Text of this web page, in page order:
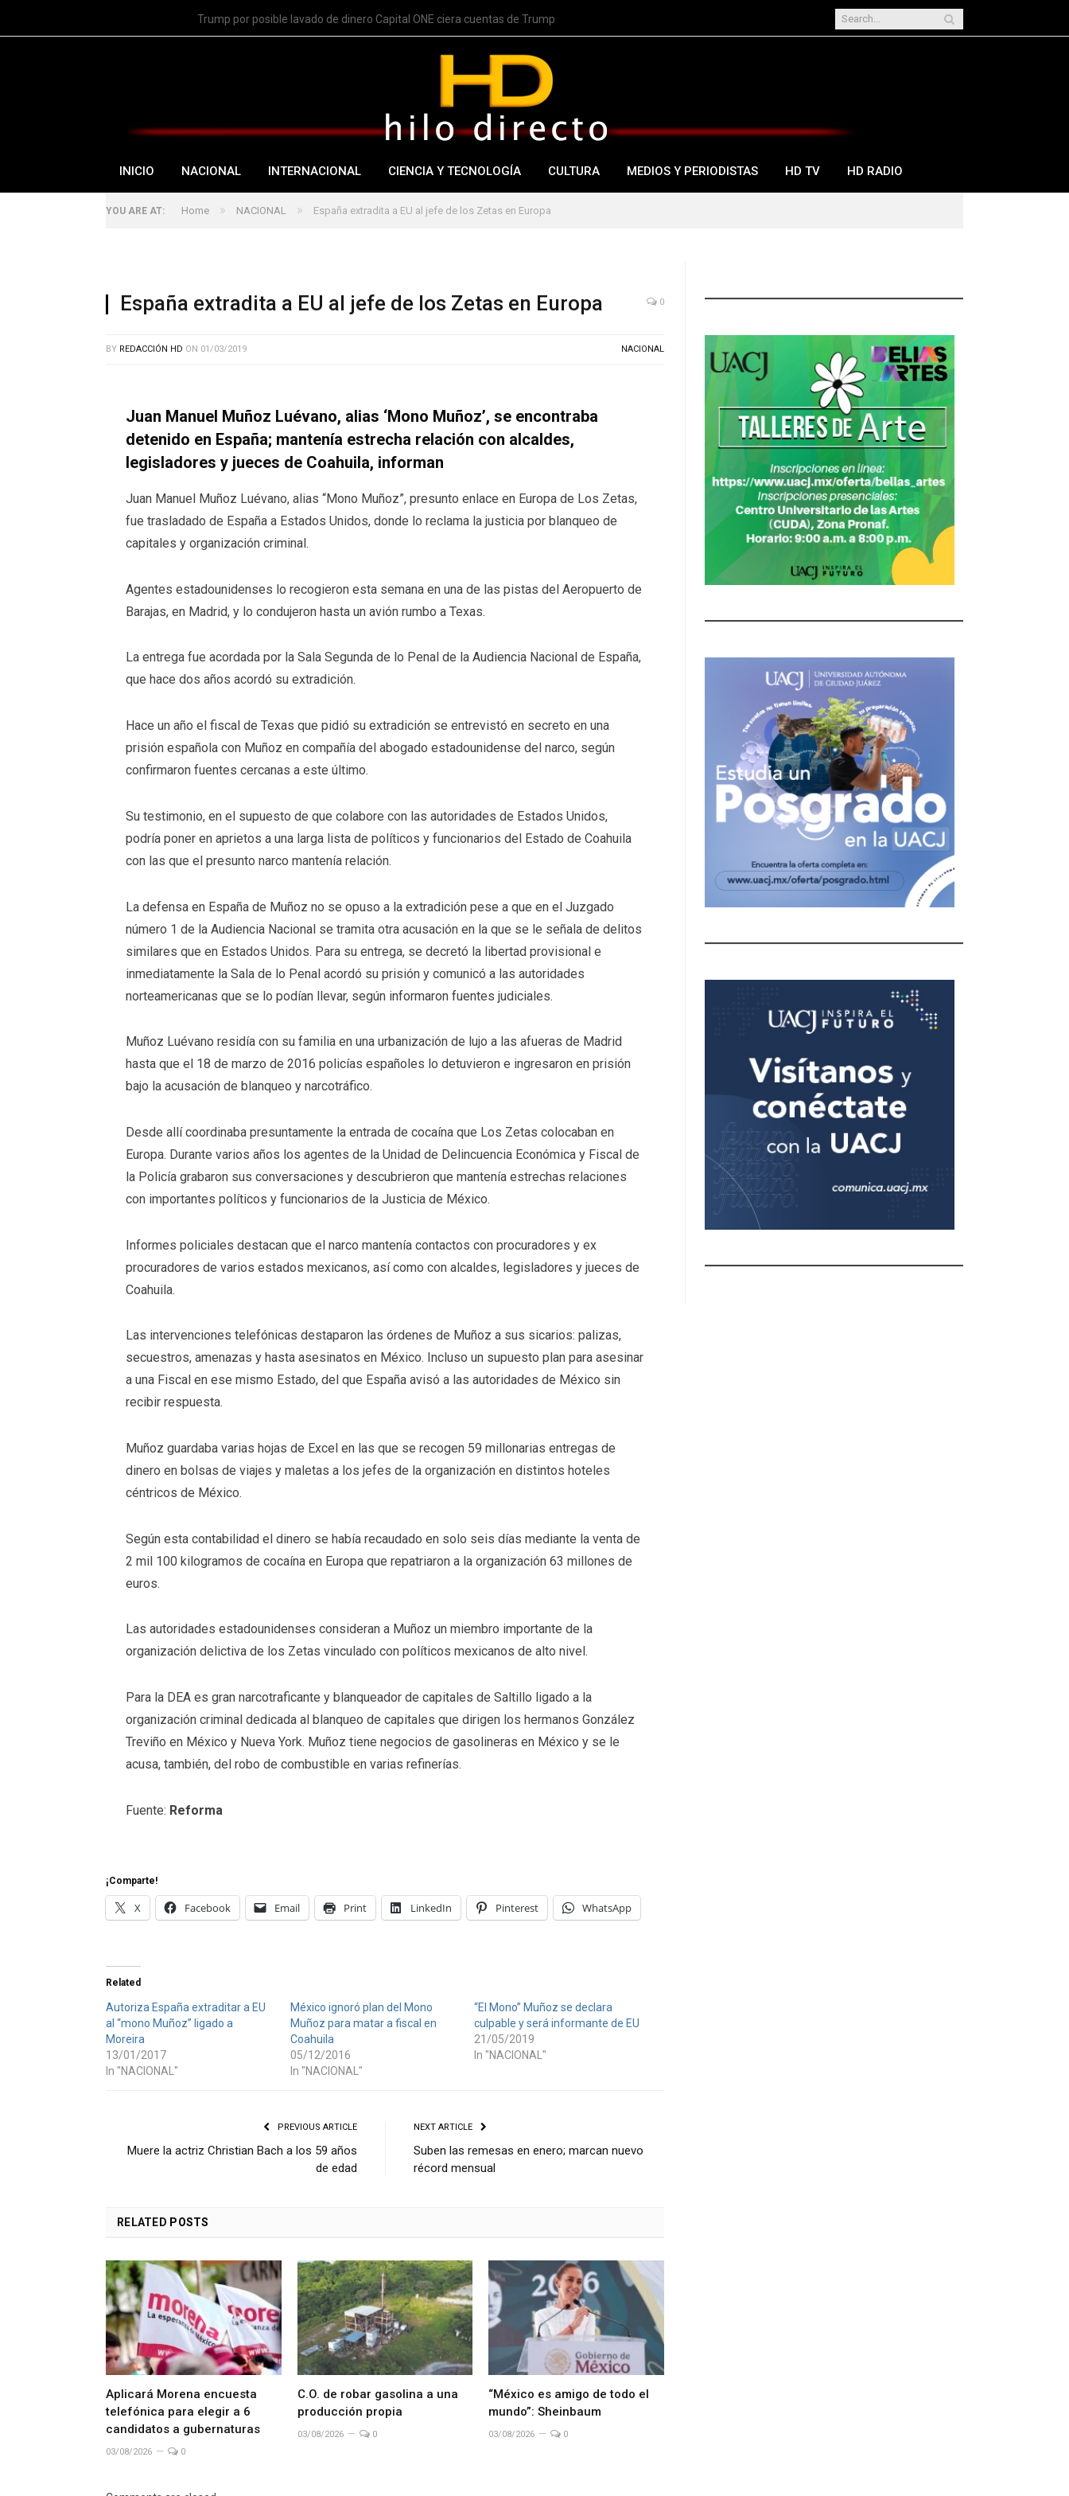
Trump por posible lavado de dinero Capital ONE ciera cuentas de Trump
INICIO NACIONAL INTERNACIONAL CIENCIA Y TECNOLOGÍA CULTURA MEDIOS Y PERIODISTAS HD TV HD RADIO
YOU ARE AT: Home » NACIONAL » España extradita a EU al jefe de los Zetas en Europa
España extradita a EU al jefe de los Zetas en Europa 0
BY REDACCIÓN HD ON 01/03/2019 NACIONAL
Juan Manuel Muñoz Luévano, alias ‘Mono Muñoz’, se encontraba
detenido en España; mantenía estrecha relación con alcaldes,
legisladores y jueces de Coahuila, informan
Juan Manuel Muñoz Luévano, alias “Mono Muñoz”, presunto enlace en Europa de Los Zetas,
fue trasladado de España a Estados Unidos, donde lo reclama la justicia por blanqueo de
capitales y organización criminal.
Agentes estadounidenses lo recogieron esta semana en una de las pistas del Aeropuerto de
Barajas, en Madrid, y lo condujeron hasta un avión rumbo a Texas.
La entrega fue acordada por la Sala Segunda de lo Penal de la Audiencia Nacional de España,
que hace dos años acordó su extradición.
Hace un año el fiscal de Texas que pidió su extradición se entrevistó en secreto en una
prisión española con Muñoz en compañía del abogado estadounidense del narco, según
confirmaron fuentes cercanas a este último.
Su testimonio, en el supuesto de que colabore con las autoridades de Estados Unidos,
podría poner en aprietos a una larga lista de políticos y funcionarios del Estado de Coahuila
con las que el presunto narco mantenía relación.
La defensa en España de Muñoz no se opuso a la extradición pese a que en el Juzgado
número 1 de la Audiencia Nacional se tramita otra acusación en la que se le señala de delitos
similares que en Estados Unidos. Para su entrega, se decretó la libertad provisional e
inmediatamente la Sala de lo Penal acordó su prisión y comunicó a las autoridades
norteamericanas que se lo podían llevar, según informaron fuentes judiciales.
Muñoz Luévano residía con su familia en una urbanización de lujo a las afueras de Madrid
hasta que el 18 de marzo de 2016 policías españoles lo detuvieron e ingresaron en prisión
bajo la acusación de blanqueo y narcotráfico.
Desde allí coordinaba presuntamente la entrada de cocaína que Los Zetas colocaban en
Europa. Durante varios años los agentes de la Unidad de Delincuencia Económica y Fiscal de
la Policía grabaron sus conversaciones y descubrieron que mantenía estrechas relaciones
con importantes políticos y funcionarios de la Justicia de México.
Informes policiales destacan que el narco mantenía contactos con procuradores y ex
procuradores de varios estados mexicanos, así como con alcaldes, legisladores y jueces de
Coahuila.
Las intervenciones telefónicas destaparon las órdenes de Muñoz a sus sicarios: palizas,
secuestros, amenazas y hasta asesinatos en México. Incluso un supuesto plan para asesinar
a una Fiscal en ese mismo Estado, del que España avisó a las autoridades de México sin
recibir respuesta.
Muñoz guardaba varias hojas de Excel en las que se recogen 59 millonarias entregas de
dinero en bolsas de viajes y maletas a los jefes de la organización en distintos hoteles
céntricos de México.
Según esta contabilidad el dinero se había recaudado en solo seis días mediante la venta de
2 mil 100 kilogramos de cocaína en Europa que repatriaron a la organización 63 millones de
euros.
Las autoridades estadounidenses consideran a Muñoz un miembro importante de la
organización delictiva de los Zetas vinculado con políticos mexicanos de alto nivel.
Para la DEA es gran narcotraficante y blanqueador de capitales de Saltillo ligado a la
organización criminal dedicada al blanqueo de capitales que dirigen los hermanos González
Treviño en México y Nueva York. Muñoz tiene negocios de gasolineras en México y se le
acusa, también, del robo de combustible en varias refinerías.
Fuente: Reforma
¡Comparte!
X Facebook Email Print LinkedIn Pinterest WhatsApp
Related
Autoriza España extraditar a EU
al “mono Muñoz” ligado a
Moreira
13/01/2017
In "NACIONAL"
México ignoró plan del Mono
Muñoz para matar a fiscal en
Coahuila
05/12/2016
In "NACIONAL"
“El Mono” Muñoz se declara
culpable y será informante de EU
21/05/2019
In "NACIONAL"
PREVIOUS ARTICLE
Muere la actriz Christian Bach a los 59 años
de edad
NEXT ARTICLE
Suben las remesas en enero; marcan nuevo
récord mensual
RELATED POSTS
Aplicará Morena encuesta
telefónica para elegir a 6
candidatos a gubernaturas
03/08/2026 0
C.O. de robar gasolina a una
producción propia
03/08/2026 0
“México es amigo de todo el
mundo”: Sheinbaum
03/08/2026 0